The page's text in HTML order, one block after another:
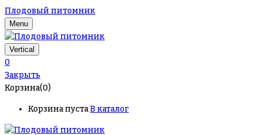
Плодовый питомник
Menu
Vertical
0
Закрыть
Корзина(0)
Корзина пустаВ каталог